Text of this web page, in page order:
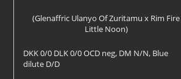
(Glenaffric Ulanyo Of Zuritamu x Rim Fire
Little Noon)
DKK 0/0 DLK 0/0 OCD neg, DM N/N, Blue
dilute D/D